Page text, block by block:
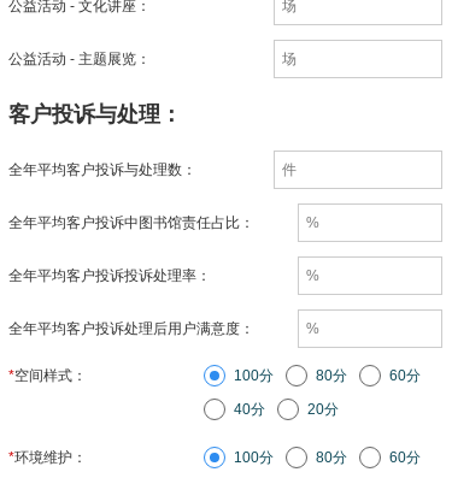
公益活动 - 文化讲座：
公益活动 - 主题展览：
客户投诉与处理：
全年平均客户投诉与处理数：
全年平均客户投诉中图书馆责任占比：
全年平均客户投诉投诉处理率：
全年平均客户投诉处理后用户满意度：
*空间样式： 100分 80分
60分
40分
20分
*环境维护： 100分 80分
60分